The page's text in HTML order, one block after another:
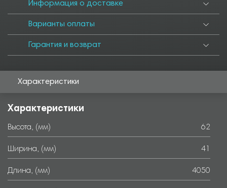
Информация о доставке
Варианты оплаты
Гарантия и возврат
Характеристики
Характеристики
Высота, (мм) 62
Ширина, (мм) 41
Длина, (мм) 4050